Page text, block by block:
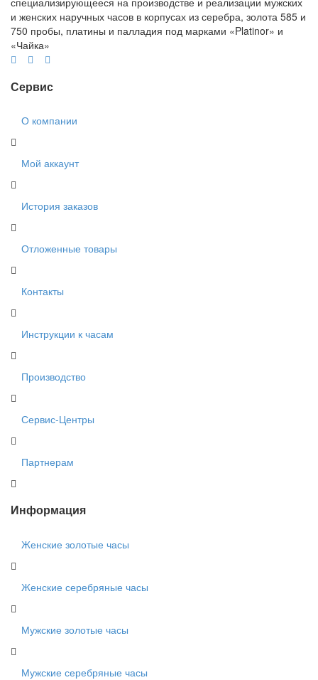
и женских наручных часов в корпусах из серебра, золота 585 и
750 пробы, платины и палладия под марками «Platinor» и
«Чайка»
Сервис
О компании
Мой аккаунт
История заказов
Отложенные товары
Контакты
Инструкции к часам
Производство
Сервис-Центры
Партнерам
Информация
Женские золотые часы
Женские серебряные часы
Мужские золотые часы
Мужские серебряные часы